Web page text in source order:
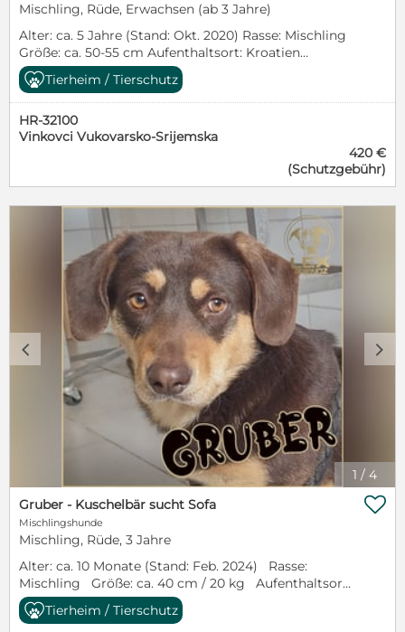
Mischling, Rüde, Erwachsen (ab 3 Jahre)
Alter: ca. 5 Jahre (Stand: Okt. 2020) Rasse: Mischling
Größe: ca. 50-55 cm Aufenthaltsort: Kroatien
Kastriert: ja Artgenossen: verträglich Katzen:
unbekannt Kinder: unbekannt Ich bin ein großer
Bub mit einem großen Herzen. Zwar ein wenig
verängstigt, aber mit etwas Geduld bekommt man
das hin. Denn ich bin wirklich ein gutes Kerlchen.
Hause geben? Bei Interesse bitte die Selbstauskunft
ausfüllen: https://lexfriendz.de/selbstauskunft/
Werde LEX-Friendz Supporter:
https://lexfriendz.de/supporter
Tierheim / Tierschutz
HR-32100
Vinkovci Vukovarsko-Srijemska
420 €
(Schutzgebühr)
1 / 4
c d
Gruber - Kuschelbär sucht Sofa
Mischlingshunde
Mischling, Rüde, 3 Jahre
Alter: ca. 10 Monate (Stand: Feb. 2024) Rasse:
Mischling Größe: ca. 40 cm / 20 kg Aufenthaltsort:
Kroatien Kastriert: ja Artgenossen: verträglich
Katzen: unbekannt Kinder: unbekannt Hey

Tierheim / Tierschutz